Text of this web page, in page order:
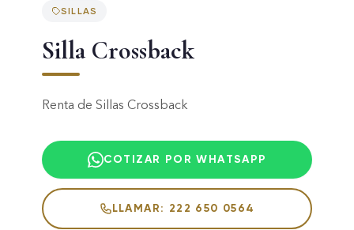
SILLAS
Silla Crossback
Renta de Sillas Crossback
COTIZAR POR WHATSAPP
LLAMAR: 222 650 0564